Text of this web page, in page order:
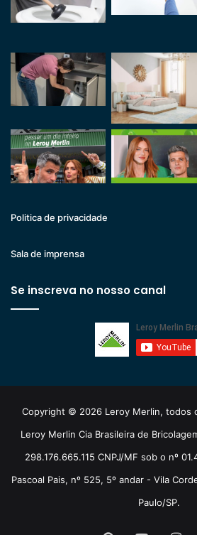
Politica de privacidade
Sala de imprensa
Se inscreva no nosso canal
Copyright © 2026 Leroy Merlin, todos
Leroy Merlin Cia Brasileira de
298.176.665.115 CNPJ/MF sob o nº
Pascoal Pais, nº 525, 5º andar - Vila
Paulo/SP.